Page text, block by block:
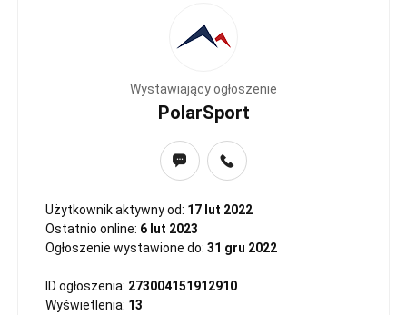
Wystawiający ogłoszenie
PolarSport
Użytkownik aktywny od: 17 lut 2022
Ostatnio online: 6 lut 2023
Ogłoszenie wystawione do: 31 gru 2022
ID ogłoszenia: 273004151912910
Wyświetlenia: 13